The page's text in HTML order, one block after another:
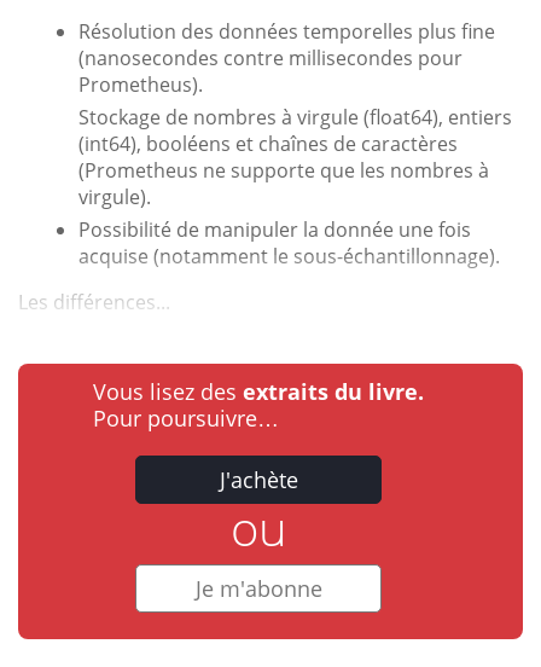
Résolution des données temporelles plus fine
(nanosecondes contre millisecondes pour
Prometheus).
Stockage de nombres à virgule (float64), entiers
(int64), booléens et chaînes de caractères
(Prometheus ne supporte que les nombres à
virgule).
Possibilité de manipuler la donnée une fois
acquise (notamment le sous-échantillonnage).
Les différences...
Vous lisez des extraits du livre.
Pour poursuivre…
J'achète
ou
Je m'abonne